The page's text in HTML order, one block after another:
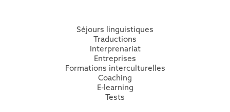
Séjours linguistiques
Traductions
Interprenariat
Entreprises
Formations interculturelles
Coaching
E-learning
Tests